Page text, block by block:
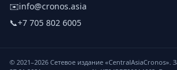
✉️info@cronos.asia
📞+7 705 802 6005
© 2021–2026 Сетевое издание «CentralAsiaCronos».